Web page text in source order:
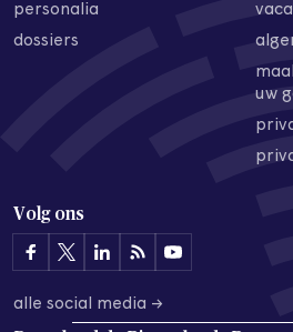
personalia
dossiers
uw
Volg ons
alle social media →